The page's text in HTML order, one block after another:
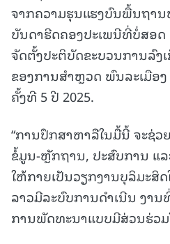
ຈາກຄວາມຮຸນແຮງບົນພື້ນຖານ
ບັນດາຮີດຄອງປະເພນີທີ່ບໍ່ສອດ
ຈັດຕັ້ງປະຕິບັດຂະບວນການລົ
ຂອງການສຳຫຼວດ ພົນລະເມືອ
ຄັ້ງທີ 5 ປີ 2025.
“ການປຶກສາຫາລືໃນມື້ນີ້ ຈະຊ່
ຂໍ້ມູນ-ຫຼັກຖານ, ປະສົບການ ແ
ໃຫ້ກາຍເປັນວຽກງານບຸລິມະສິ
ລາວມີລະບົບການດຳເນີນ ງານ
ການພັດທະນາແບບມີສ່ວນຮ່ວມ